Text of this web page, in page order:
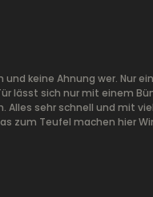
keine Ahnung wer. Nur
lässt sich nur mit einem
sehr schnell und mit
zum Teufel machen hier